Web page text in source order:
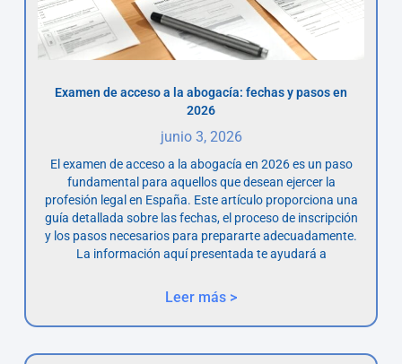
Examen de acceso a la abogacía: fechas y pasos en
2026
junio 3, 2026
El examen de acceso a la abogacía en 2026 es un paso
fundamental para aquellos que desean ejercer la
profesión legal en España. Este artículo proporciona una
guía detallada sobre las fechas, el proceso de inscripción
y los pasos necesarios para prepararte adecuadamente.
La información aquí presentada te ayudará a
Leer más >